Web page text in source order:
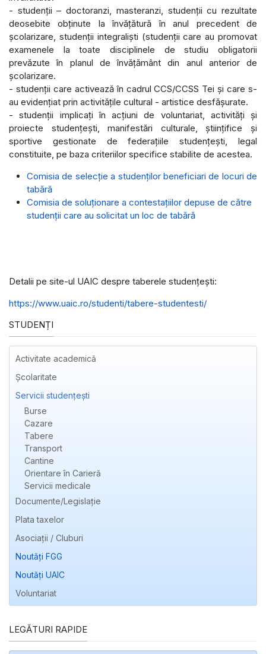
- studenții – doctoranzi, masteranzi, studenții cu rezultate
deosebite obținute la învățătură în anul precedent de
școlarizare, studenții integraliști (studenții care au promovat
examenele la toate disciplinele de studiu obligatorii
prevăzute în planul de învățământ din anul anterior de
școlarizare.
- studenții care activează în cadrul CCS/CCSS Tei și care s-
au evidențiat prin activitățile cultural - artistice desfășurate.
- studenții implicați în acțiuni de voluntariat, activități și
proiecte studențești, manifestări culturale, științifice și
sportive gestionate de federațiile studențești, legal
constituite, pe baza criteriilor specifice stabilite de acestea.
Comisia de selecţie a studenţilor beneficiari de locuri de
tabără
Comisia de soluţionare a contestaţiilor depuse de către
studenţii care au solicitat un loc de tabără
Detalii pe site-ul UAIC despre taberele studențești:
https://www.uaic.ro/studenti/tabere-studentesti/
STUDENȚI
Activitate academică
Școlaritate
Servicii studențești
Burse
Cazare
Tabere
Transport
Cantine
Orientare în Carieră
Servicii medicale
Documente/Legislație
Plata taxelor
Asociații / Cluburi
Noutăți FGG
Noutăți UAIC
Voluntariat
LEGĂTURI RAPIDE